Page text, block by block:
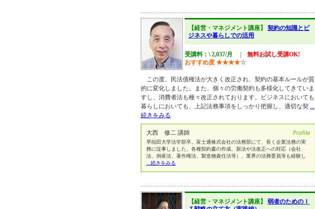
【経営・マネジメント講座】 契約の知識とビ
ジネスや暮らしでの活用
受講料：\ 2,037/月
無料お試し受講OK!
おすすめ度 ★★★★☆
この度、民法債権法が大きく改正され、契約の基本ルールが質
的に変化しました。また、個々の労働契約も多様化してきていま
すし、消費者法も種々改正されております。ビジネスにおいても
暮らしにおいても、上記法務事項をしっかり把握し、適切な契 ...
続きをみる
大西 修二 講師
早稲田大学法学部卒。富士通株式会社の法務部にて、長く企業法務の実
務に従事しました。各種契約書の作成、新法や法改正への対応（会社
法、倒産法、著作権法、製造物責任法等）、業界の法務委員等も経験し
...続きをみる
【経営・マネジメント講座】 弱者のためのＩ